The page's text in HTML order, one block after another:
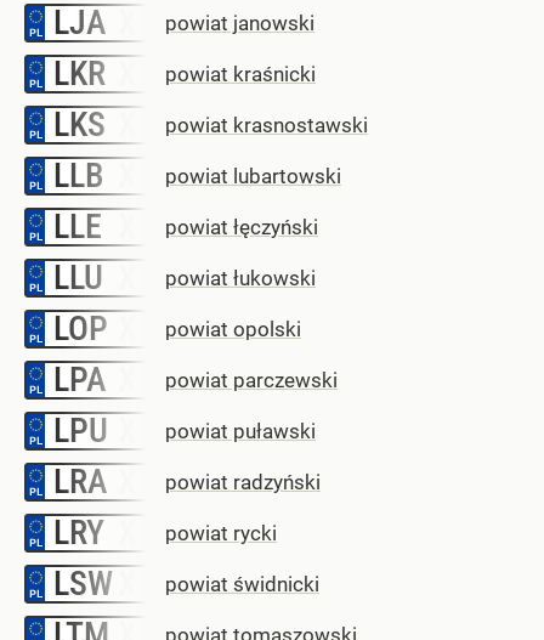
LJA powiat janowski
LKR powiat kraśnicki
LKS powiat krasnostawski
LLB powiat lubartowski
LLE powiat łęczyński
LLU powiat łukowski
LOP powiat opolski
LPA powiat parczewski
LPU powiat puławski
LRA powiat radzyński
LRY powiat rycki
LSW powiat świdnicki
powiat tomaszowski